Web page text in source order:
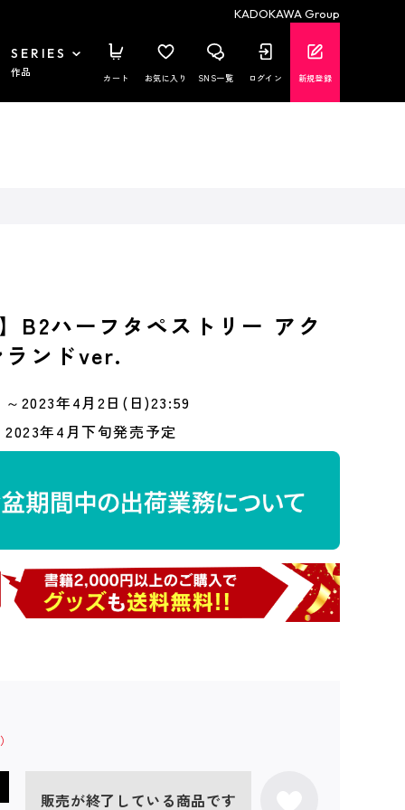
KADOKAWA Group
SERIES
作品 カート お気に入り SNS一覧 ログイン 新規登録
B2ハーフタペストリー アク
ンドver.
～2023年4月2日(日)23:59
2023年4月下旬発売予定
販売が終了している商品です